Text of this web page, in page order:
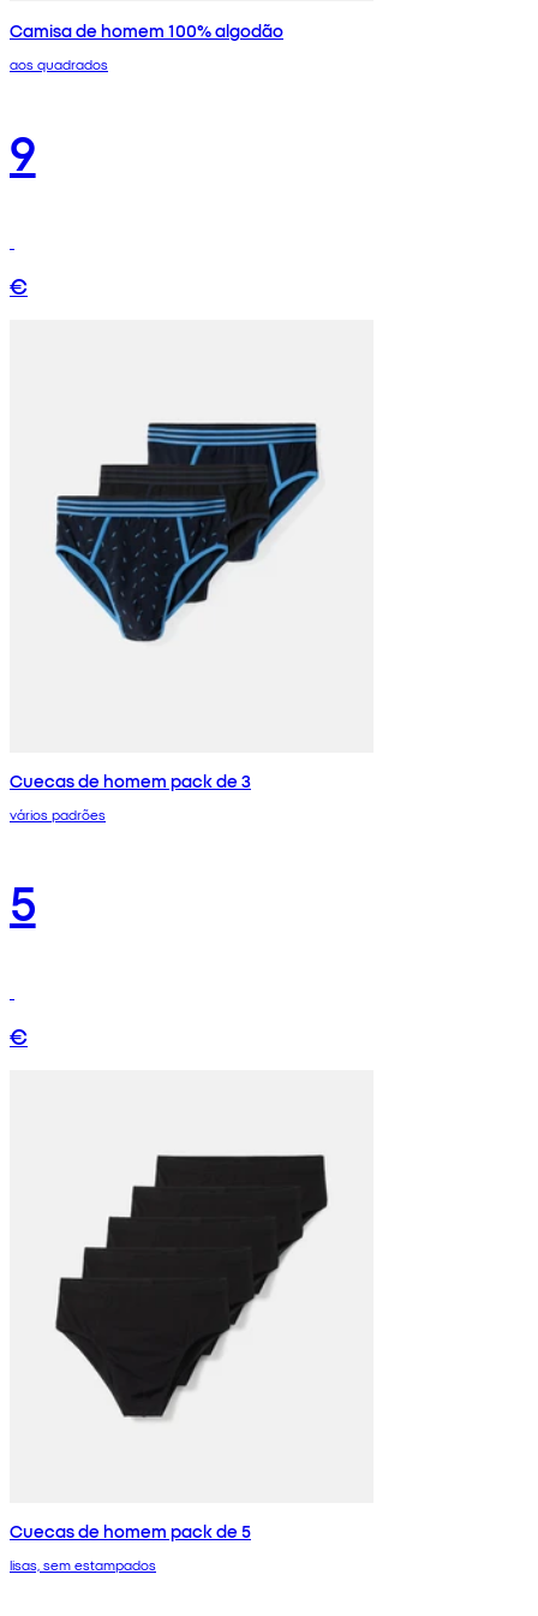
Camisa de homem 100% algodão
aos quadrados
9
€
Cuecas de homem pack de 3
vários padrões
5
€
Cuecas de homem pack de 5
lisas, sem estampados